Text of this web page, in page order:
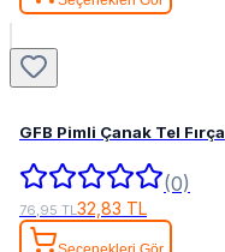
GFB Pimli Çanak Tel Fırça
(0)
76,95 TL32,83 TL